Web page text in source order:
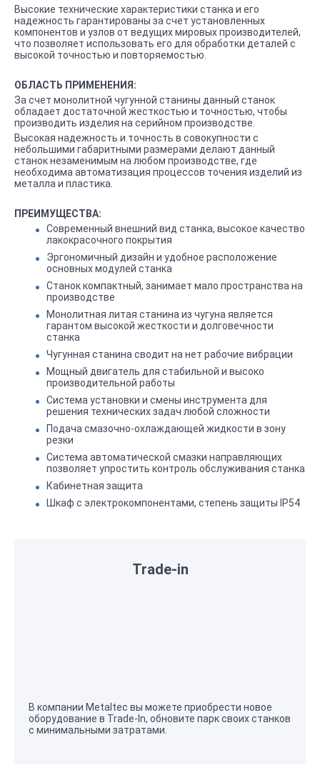
Высокие технические характеристики станка и его
надежность гарантированы за счет установленных
компонентов и узлов от ведущих мировых производителей,
что позволяет использовать его для обработки деталей с
высокой точностью и повторяемостью.
ОБЛАСТЬ ПРИМЕНЕНИЯ:
За счет монолитной чугунной станины данный станок
обладает достаточной жесткостью и точностью, чтобы
производить изделия на серийном производстве.
Высокая надежность и точность в совокупности с
небольшими габаритными размерами делают данный
станок незаменимым на любом производстве, где
необходима автоматизация процессов точения изделий из
металла и пластика.
ПРЕИМУЩЕСТВА:
Современный внешний вид станка, высокое качество
лакокрасочного покрытия
Эргономичный дизайн и удобное расположение
основных модулей станка
Станок компактный, занимает мало пространства на
производстве
Монолитная литая станина из чугуна является
гарантом высокой жесткости и долговечности
станка
Чугунная станина сводит на нет рабочие вибрации
Мощный двигатель для стабильной и высоко
производительной работы
Система установки и смены инструмента для
решения технических задач любой сложности
Подача смазочно-охлаждающей жидкости в зону
резки
Система автоматической смазки направляющих
позволяет упростить контроль обслуживания станка
Кабинетная защита
Шкаф с электрокомпонентами, степень защиты IP54
Trade-in
В компании Metaltec вы можете приобрести новое
оборудование в Trade-In, обновите парк своих станков
с минимальными затратами.